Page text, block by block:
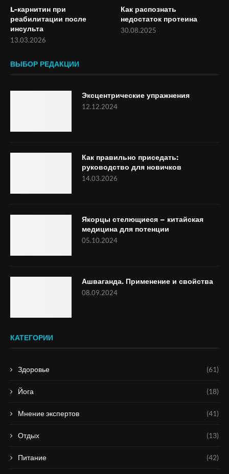
L-карнитин при
реабилитации после
инсульта
13.03.2026
Как распознать
недостаток протеина
30.08.2025
ВЫБОР РЕДАКЦИИ
Эксцентрические упражнения
12.12.2024
Как правильно приседать:
руководство для новичков
14.03.2026
Якорцы стелющиеся – китайская
медицина для потенции
05.10.2024
Ашваганда. Применение и свойства
08.09.2024
КАТЕГОРИИ
Здоровье (61)
Йога (18)
Мнение экспертов (41)
Отдых (13)
Питание (42)